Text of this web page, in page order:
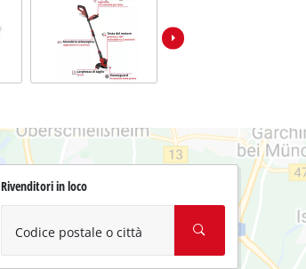
Rivenditori in loco
Codice postale o città